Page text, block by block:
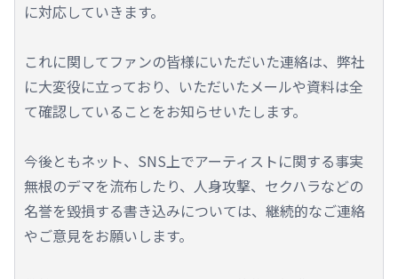
に対応していきます。
これに関してファンの皆様にいただいた連絡は、弊社
に大変役に立っており、いただいたメールや資料は全
て確認していることをお知らせいたします。
今後ともネット、SNS上でアーティストに関する事実
無根のデマを流布したり、人身攻撃、セクハラなどの
名誉を毀損する書き込みについては、継続的なご連絡
やご意見をお願いします。